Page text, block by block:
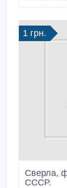
1 грн.
Сверла,
СССР.